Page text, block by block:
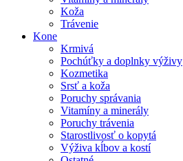
Koža
Trávenie
Kone
Krmivá
Pochúťky a doplnky výživy
Kozmetika
Srsť a koža
Poruchy správania
Vitamíny a minerály
Poruchy trávenia
Starostlivosť o kopytá
Výživa kĺbov a kostí